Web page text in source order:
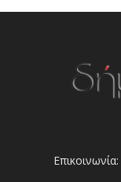
Επικοινωνία: